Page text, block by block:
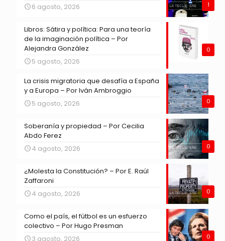
1
6 agosto, 2026
0
Libros: Sátira y política: Para una teoría
de la imaginación política – Por
Alejandra González
5 agosto, 2026
0
La crisis migratoria que desafía a España
y a Europa – Por Iván Ambroggio
5 agosto, 2026
0
Soberanía y propiedad – Por Cecilia
Abdo Ferez
4 agosto, 2026
0
¿Molesta la Constitución? – Por E. Raúl
Zaffaroni
4 agosto, 2026
0
Como el país, el fútbol es un esfuerzo
colectivo – Por Hugo Presman
3 agosto, 2026